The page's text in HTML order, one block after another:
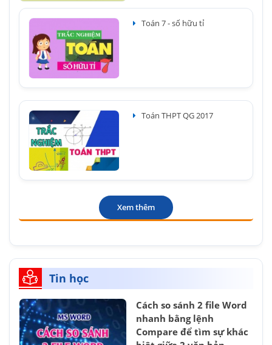
Toán 7 - số hữu tỉ
Toán THPT QG 2017
Xem thêm
Tin học
Cách so sánh 2 file Word
nhanh bằng lệnh
Compare để tìm sự khác